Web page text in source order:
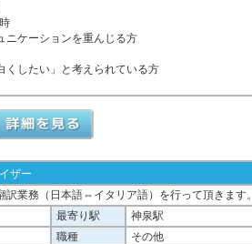
ニケーションを重んじる方
くしたい」と考えられている方
ザー
訳業務（日本語⇔イタリア語）を行って頂きます。
最寄り駅
神泉駅
職種
その他